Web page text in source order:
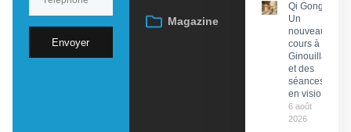
Envoyer
Magazine
Qi Gong :
Un
nouveau
cours à
Ginouillac
et des
séances
en visio
6 août
2026